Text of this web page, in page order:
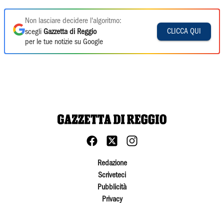
Non lasciare decidere l'algoritmo:
scegli Gazzetta di Reggio
per le tue notizie su Google
CLICCA QUI
Redazione
Scriveteci
Pubblicità
Privacy